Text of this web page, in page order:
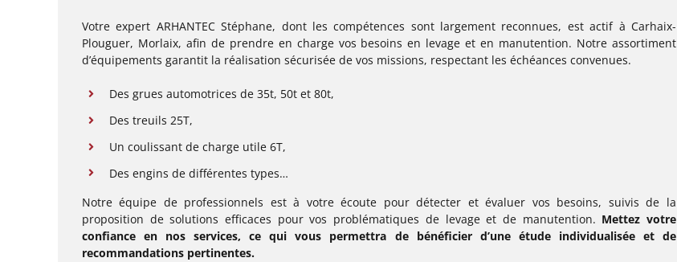
Votre expert ARHANTEC Stéphane, dont les compétences sont largement reconnues, est actif à Carhaix-
Plouguer, Morlaix, afin de prendre en charge vos besoins en levage et en manutention. Notre assortiment
d’équipements garantit la réalisation sécurisée de vos missions, respectant les échéances convenues.
Des grues automotrices de 35t, 50t et 80t,
Des treuils 25T,
Un coulissant de charge utile 6T,
Des engins de différentes types…
Notre équipe de professionnels est à votre écoute pour détecter et évaluer vos besoins, suivis de la
proposition de solutions efficaces pour vos problématiques de levage et de manutention. Mettez votre
confiance en nos services, ce qui vous permettra de bénéficier d’une étude individualisée et de
recommandations pertinentes.